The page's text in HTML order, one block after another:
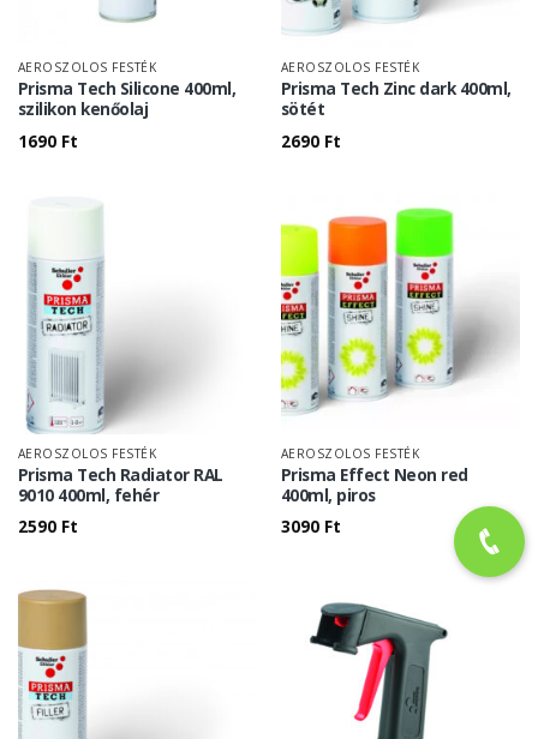
AEROSZOLOS FESTÉK
Prisma Tech Silicone 400ml,
szilikon kenőolaj
1690 Ft
AEROSZOLOS FESTÉK
Prisma Tech Zinc dark 400ml,
sötét
2690 Ft
AEROSZOLOS FESTÉK
Prisma Tech Radiator RAL
9010 400ml, fehér
2590 Ft
AEROSZOLOS FESTÉK
Prisma Effect Neon red
400ml, piros
3090 Ft